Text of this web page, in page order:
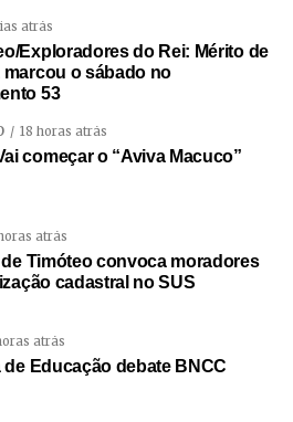
atrás
Exploradores do Rei: Mérito de
marcou o sábado no
53
18 horas atrás
começar o “Aviva Macuco”
atrás
de Timóteo convoca moradores
cadastral no SUS
atrás
de Educação debate BNCC